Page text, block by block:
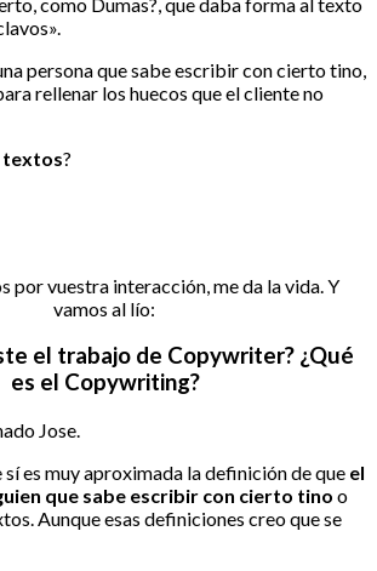
persona que sabe escribir con cierto tino,
rellenar los huecos que el cliente no
textos?
por vuestra interacción, me da la vida. Y
vamos al lío:
el trabajo de Copywriter? ¿Qué
es el Copywriting?
Jose.
es muy aproximada la definición de que el
que sabe escribir con cierto tino o
Aunque esas definiciones creo que se